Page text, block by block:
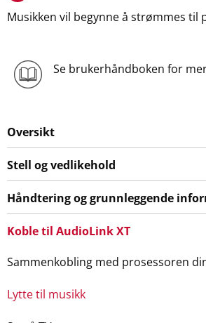
Musikken vil begynne å strømmes til
Se brukerhåndboken for
Oversikt
Stell og vedlikehold
Håndtering og grunnleggende
Koble til AudioLink XT
Sammenkobling med prosessoren
Lytte til musikk